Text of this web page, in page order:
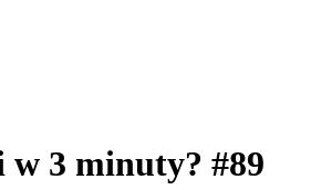
w 3 minuty? #89